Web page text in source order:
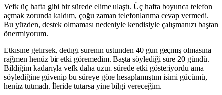
Vefk üç hafta gibi bir sürede elime ulaştı. Üç hafta boyunca telefon
açmak zorunda kaldım, çoğu zaman telefonlarıma cevap vermedi.
Bu yüzden, destek olmaması nedeniyle kendisiyle çalışmanızı baştan
önermiyorum.
Etkisine gelirsek, dediği sürenin üstünden 40 gün geçmiş olmasına
rağmen henüz bir etki göremedim. Başta söylediği süre 20 gündü.
Bildiğim kadarıyla vefk daha uzun sürede etki gösteriyordu ama
söylediğine güvenip bu süreye göre hesaplamıştım işimi gücümü,
henüz tutmadı. İleride tutarsa yine bilgi vereceğim.